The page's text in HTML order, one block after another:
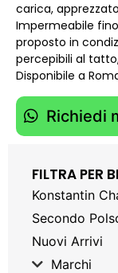
FILTRA PER
Konstantin
Secondo
Nuovi Arrivi
Marchi
carica,
Impermeabile
proposto in
percepibili al
Disponibile a
Richiedi